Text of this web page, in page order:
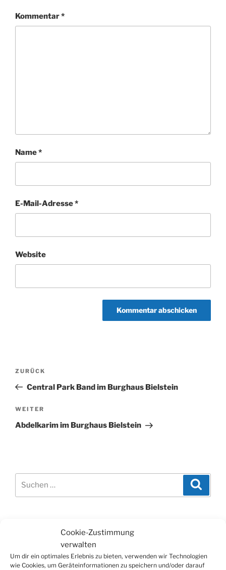
Cookie-Zustimmung
verwalten
Um dir ein optimales Erlebnis zu bieten, verwenden wir Technologien
wie Cookies, um Geräteinformationen zu speichern und/oder darauf
Kommentar*
Name*
E-Mail-Adresse*
Website
Beitragsnavigation
Vorheriger
Beitrag
ZURÜCK
Central Park Band im Burghaus Bielstein
Nächster
Beitrag
WEITER
Abdelkarim im Burghaus Bielstein